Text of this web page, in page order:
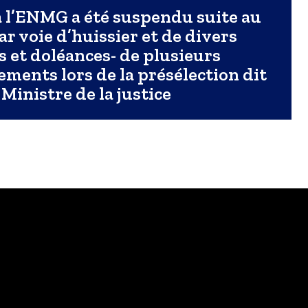
l’ENMG a été suspendu suite au
voie d’huissier et de divers
et doléances- de plusieurs
lors de la présélection dit
de la justice